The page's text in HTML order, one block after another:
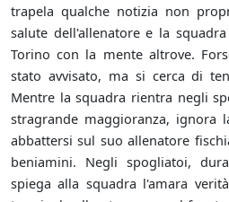
trapela qualche notizia non
salute dell'allenatore e la
Torino con la mente altrove.
stato avvisato, ma si cerca di
Mentre la squadra rientra negli
stragrande maggioranza, ignora
abbattersi sul suo allenatore
beniamini. Negli spogliatoi,
spiega alla squadra l'amara